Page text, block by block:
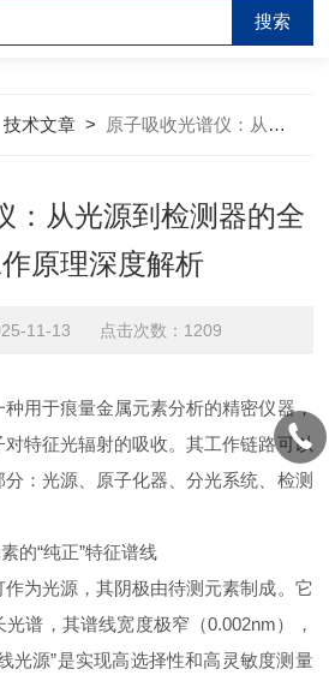
技术文章 > 原子吸收光谱仪：从光源到检测器的全链路工作原理深度解析
：从光源到检测器的全
原理深度解析
11-13 点击次数：1209
于痕量金属元素分析的精密仪器，
特征光辐射的吸收。其工作链路可以
：光源、原子化器、分光系统、检测
“纯正”特征谱线
为光源，其阴极由待测元素制成。它
谱，其谱线宽度极窄（0.002nm），
光源”是实现高选择性和高灵敏度测量